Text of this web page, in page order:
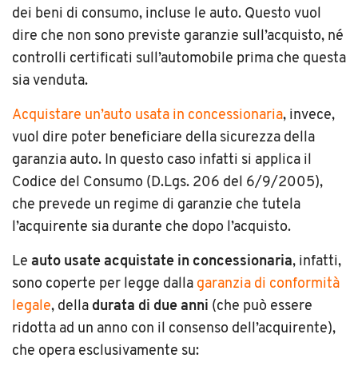
dei beni di consumo, incluse le auto. Questo vuol
dire che non sono previste garanzie sull’acquisto, né
controlli certificati sull’automobile prima che questa
sia venduta.
Acquistare un’auto usata in concessionaria, invece,
vuol dire poter beneficiare della sicurezza della
garanzia auto. In questo caso infatti si applica il
Codice del Consumo (D.Lgs. 206 del 6/9/2005),
che prevede un regime di garanzie che tutela
l’acquirente sia durante che dopo l’acquisto.
Le auto usate acquistate in concessionaria, infatti,
sono coperte per legge dalla garanzia di conformità
legale, della durata di due anni (che può essere
ridotta ad un anno con il consenso dell’acquirente),
che opera esclusivamente su: